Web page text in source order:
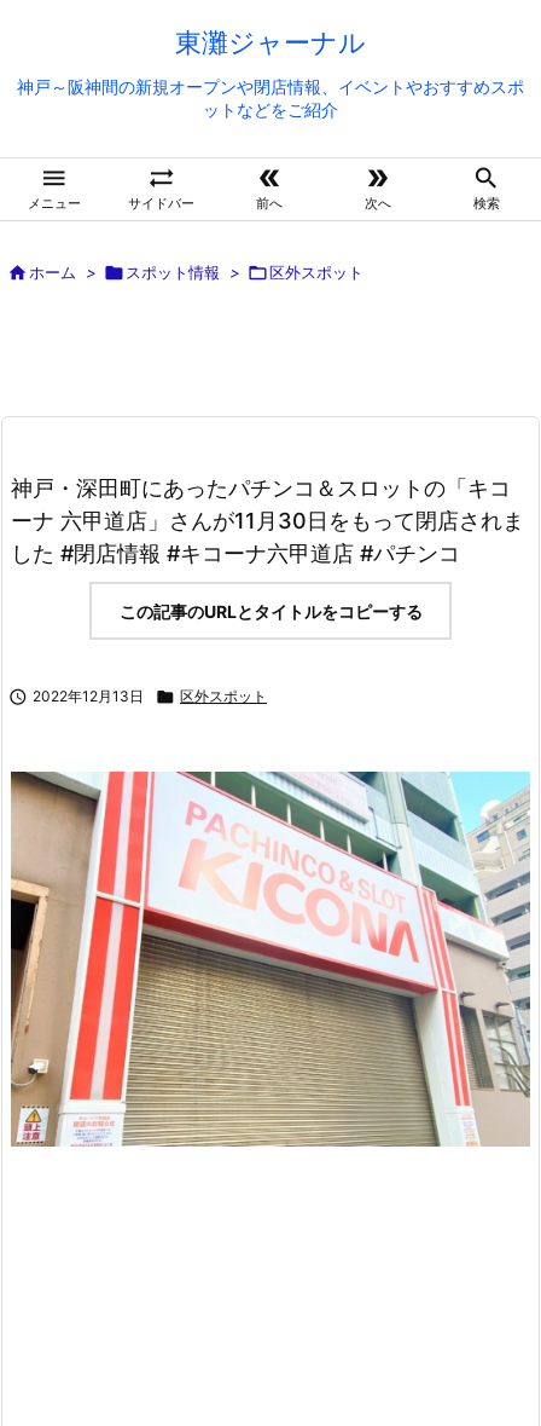
東灘ジャーナル
神戸～阪神間の新規オープンや閉店情報、イベントやおすすめスポ
ットなどをご紹介

メニュー

サイドバー

前へ

次へ

検索
ホーム >  スポット情報 > 区外スポット
神戸・深田町にあったパチンコ＆スロットの「キコ
ーナ 六甲道店」さんが11月30日をもって閉店されま
した #閉店情報 #キコーナ六甲道店 #パチンコ
この記事のURLとタイトルをコピーする
 2022年12月13日  区外スポット